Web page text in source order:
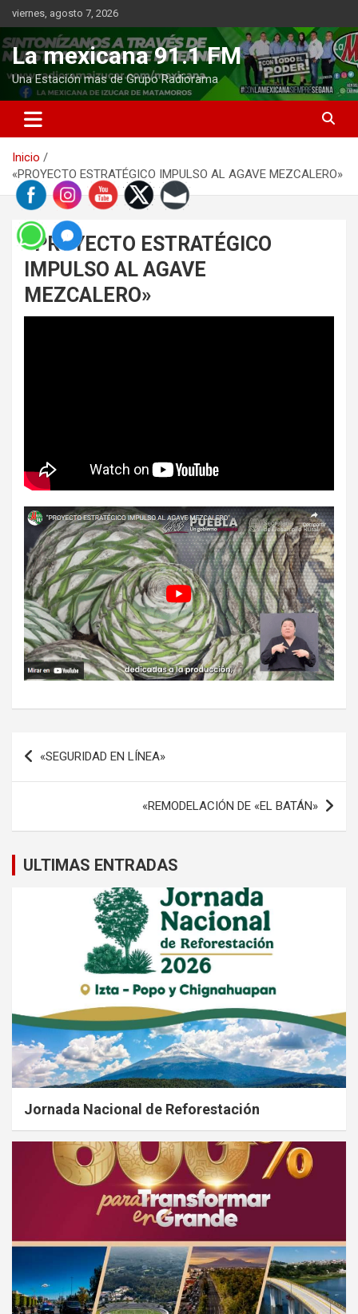
Saltar
al
contenido
viernes, agosto 7, 2026
La mexicana 91.1 FM
Una Estación mas de Grupo Radiorama
Inicio
«PROYECTO ESTRATÉGICO IMPULSO AL AGAVE MEZCALERO»
«PROYECTO ESTRATÉGICO
IMPULSO AL AGAVE
MEZCALERO»
Navegación
de
«SEGURIDAD EN LÍNEA»
«REMODELACIÓN DE «EL BATÁN»
ULTIMAS ENTRADAS
Jornada Nacional de Reforestación